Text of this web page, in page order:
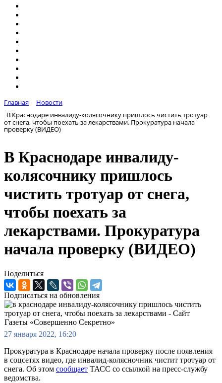
Главная
Новости
В Краснодаре инвалиду-колясочнику пришлось чистить тротуар
от снега, чтобы поехать за лекарствами. Прокуратура начала
проверку (ВИДЕО)
В Краснодаре инвалиду-
колясочнику пришлось
чистить тротуар от снега,
чтобы поехать за
лекарствами. Прокуратура
начала проверку (ВИДЕО)
Поделиться
Подписаться на обновления
27 января 2022, 16:20
Прокуратура в Краснодаре начала проверку после появления
в соцсетях видео, где инвалид-колясночник чистит тротуар от
снега. Об этом сообщает ТАСС со ссылкой на пресс-службу
ведомства.